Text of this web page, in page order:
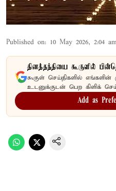
Published on: 10 May 2026, 2:04
தினத்தந்தியை கூகுளில்
கூகுள் செய்திகளில் எங்களின்
உடனுக்குடன் பெற கிளிக்
Add as